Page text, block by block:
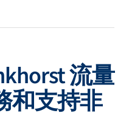
流量
和支持非